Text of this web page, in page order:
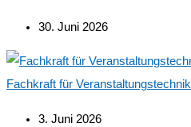
30. Juni 2026
Fachkraft für
3. Juni 2026